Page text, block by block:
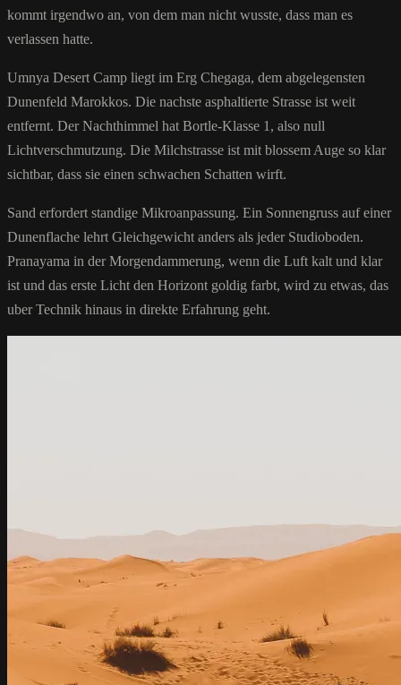
kommt irgendwo an, von dem man nicht wusste, dass man es
verlassen hatte.
Umnya Desert Camp liegt im Erg Chegaga, dem abgelegensten
Dunenfeld Marokkos. Die nachste asphaltierte Strasse ist weit
entfernt. Der Nachthimmel hat Bortle-Klasse 1, also null
Lichtverschmutzung. Die Milchstrasse ist mit blossem Auge so klar
sichtbar, dass sie einen schwachen Schatten wirft.
Sand erfordert standige Mikroanpassung. Ein Sonnengruss auf einer
Dunenflache lehrt Gleichgewicht anders als jeder Studioboden.
Pranayama in der Morgendammerung, wenn die Luft kalt und klar
ist und das erste Licht den Horizont goldig farbt, wird zu etwas, das
uber Technik hinaus in direkte Erfahrung geht.